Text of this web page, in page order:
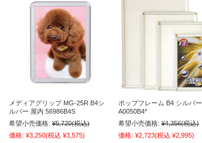
メディアグリップ MG-25R B4シ
ルバー 屋内 56986B4S
希望小売価格: ¥5,720(税込)
価格: ¥3,250(税込 ¥3,575)
ポップフレーム B4 シルバー
A0050B4*
希望小売価格: ¥4,356(税込)
価格: ¥2,723(税込 ¥2,995)